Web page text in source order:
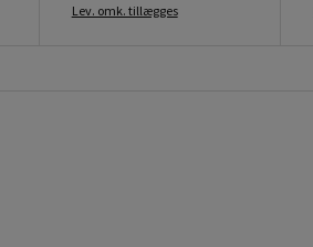
Lev. omk. tillægges